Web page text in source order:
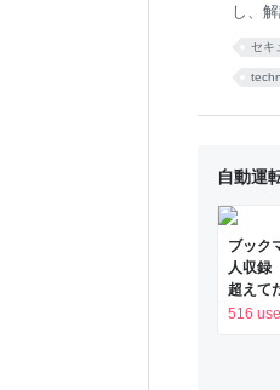
し、
cks
らせ
セキ
自動運
ブック
人収
超えて
516